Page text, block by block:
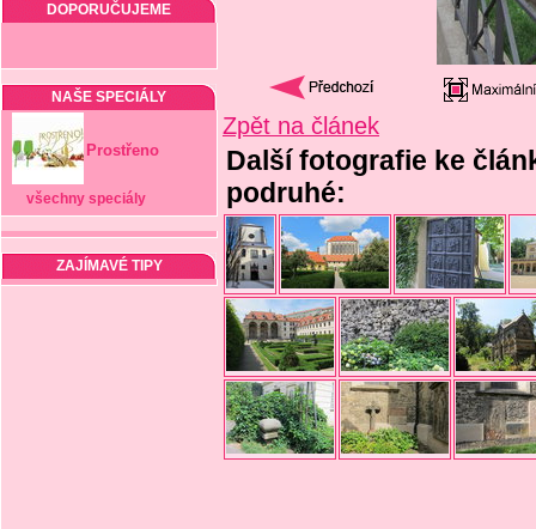
DOPORUČUJEME
NAŠE SPECIÁLY
Prostřeno
všechny speciály
ZAJÍMAVÉ TIPY
Zpět na článek
Další fotografie ke
podruhé: